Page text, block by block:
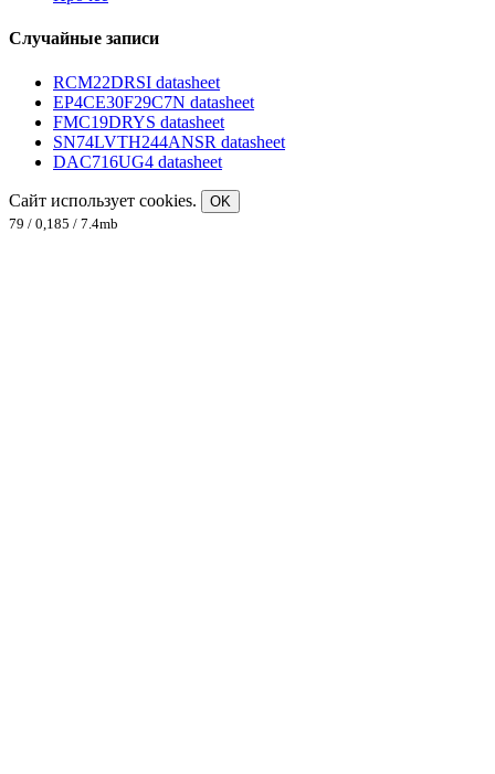
Случайные записи
RCM22DRSI datasheet
EP4CE30F29C7N datasheet
FMC19DRYS datasheet
SN74LVTH244ANSR datasheet
DAC716UG4 datasheet
Сайт использует cookies.
OK
79 / 0,185 / 7.4mb